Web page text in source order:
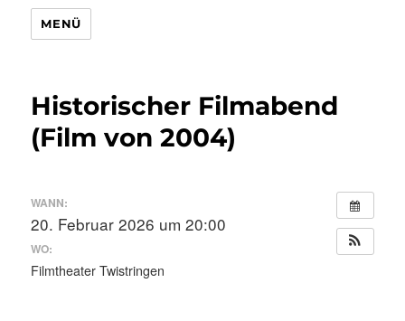
MENÜ
Historischer Filmabend
(Film von 2004)
WANN:
20. Februar 2026 um 20:00
WO:
Filmtheater Twistringen